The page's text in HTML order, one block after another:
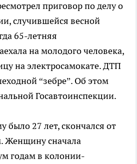
приговор по делу о
случившейся весной
65-летняя
на молодого человека,
на электросамокате. ДТП
“зебре”. Об этом
Госавтоинспекции.
было 27 лет, скончался от
Женщину сначала
годам в колонии-